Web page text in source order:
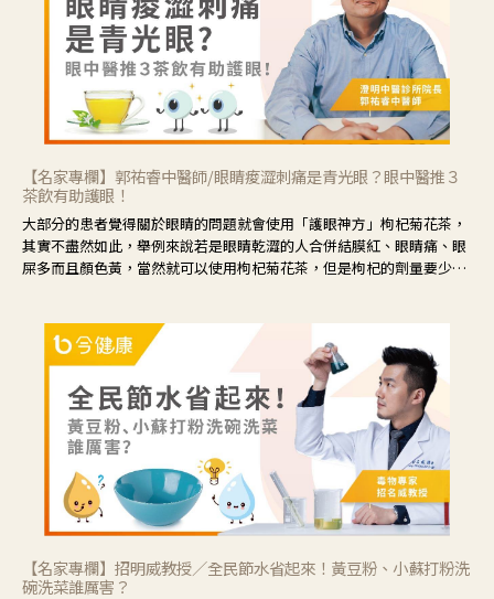
【名家專欄】郭祐睿中醫師/眼睛痠澀刺痛是青光眼？眼中醫推３
茶飲有助護眼！
大部分的患者覺得關於眼睛的問題就會使用「護眼神方」枸杞菊花茶，
其實不盡然如此，舉例來說若是眼睛乾澀的人合併結膜紅、眼睛痛、眼
屎多而且顏色黃，當然就可以使用枸杞菊花茶，但是枸杞的劑量要少，
候就要使用菊花、金銀花來治療；假如單純的眼睛乾澀，結膜沒有紅，
眼睛周圍沒有眼屎，這種情況是屬於「陰虛」，就可以使用枸杞、蓮
藕、麥門冬、山藥等比較滋潤的藥材，效果就更顯著。
【名家專欄】招明威教授／全民節水省起來！黃豆粉、小蘇打粉洗
碗洗菜誰厲害？